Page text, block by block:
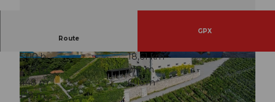
© Seetal Tourismus, Seehotel Delphin © Seetal Tourismus, Museum Aargau
Route
GPX
5:00 h
18,61 km
209 m
218 m
448 m
606 m
158 m